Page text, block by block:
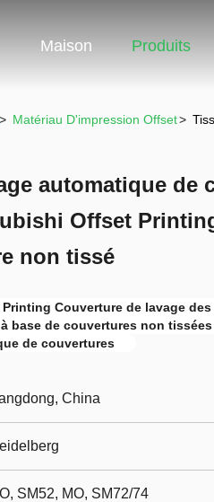
Maison Produits
> Matériau D'impression Offset>
automatique de
Offset
non tissé
Couverture de lavage
base de couvertures non tissées
de couvertures
China
SM52, MO, SM72/74